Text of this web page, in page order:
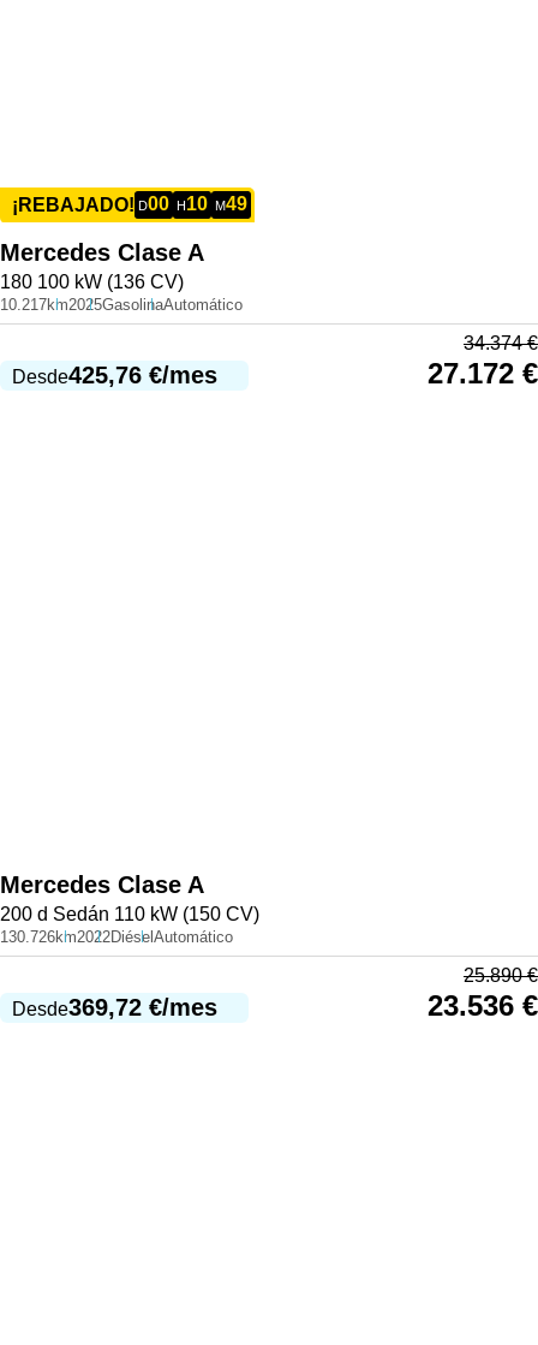
¡REBAJADO! D00 H 10 M49
Mercedes Clase A
180 100 kW (136 CV)
10.217km2025GasolinaAutomático
Desde425,76 €/mes
34.374€
27.172 €
Mercedes Clase A
200 d Sedán 110 kW (150 CV)
130.726km2022Diésel Automático
Desde369,72 €/mes
25.890€
23.536 €